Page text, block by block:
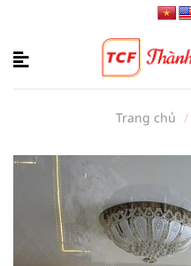
nội
Trang chủ /